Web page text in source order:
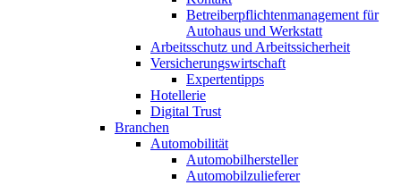
Betreiberpflichtenmanagement für
Autohaus und Werkstatt
Arbeitsschutz und Arbeitssicherheit
Versicherungswirtschaft
Expertentipps
Hotellerie
Digital Trust
Branchen
Automobilität
Automobilhersteller
Automobilzulieferer